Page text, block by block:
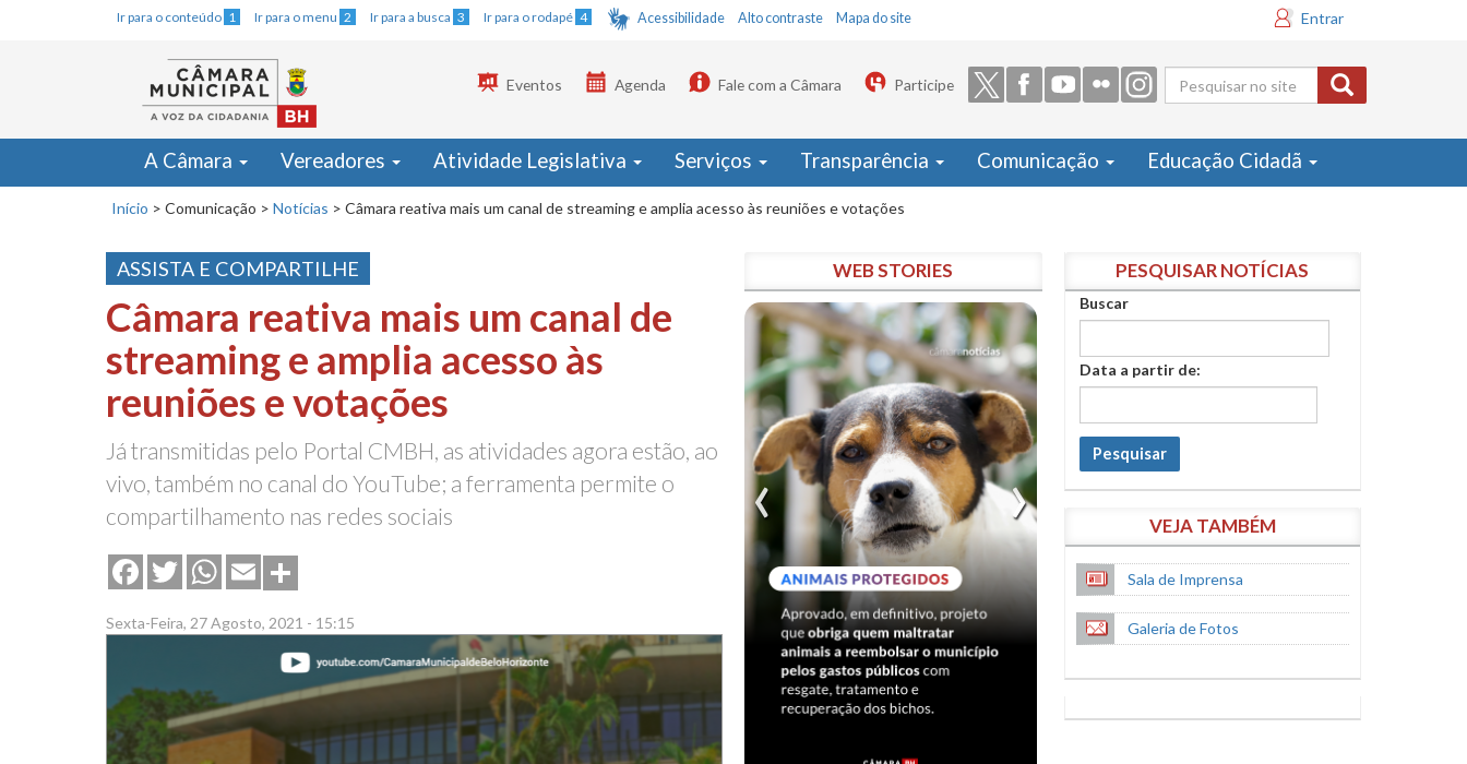
Ir para o conteúdo 1 Ir para o menu 2 Ir para a busca 3 Ir para o rodapé 4 Acessibilidade Alto contraste Mapa do site Entrar
Formulário
de busca
Eventos Agenda Fale com a Câmara Participe
A Câmara Vereadores Atividade Legislativa Serviços Transparência Comunicação Educação Cidadã
Início > Comunicação > Notícias > Câmara reativa mais um canal de streaming e amplia acesso às reuniões e votações
ASSISTA E COMPARTILHE
Câmara reativa mais um canal de
streaming e amplia acesso às
reuniões e votações
Já transmitidas pelo Portal CMBH, as atividades agora estão, ao
vivo, também no canal do YouTube; a ferramenta permite o
compartilhamento nas redes sociais
FacebookTwitterWhatsApp
Email
Sexta-Feira, 27 Agosto, 2021 - 15:15
WEB STORIES PESQUISAR NOTÍCIAS
Buscar
Data a partir de:
Pesquisar
VEJA TAMBÉM
Sala de Imprensa
Galeria de Fotos